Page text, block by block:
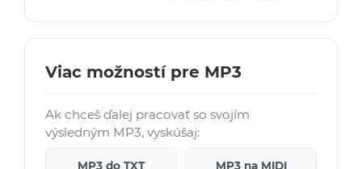
Viac možností pre MP3
Ak chceš ďalej pracovať so svojím
výsledným MP3, vyskúšaj:
MP3 do TXT MP3 na MIDI